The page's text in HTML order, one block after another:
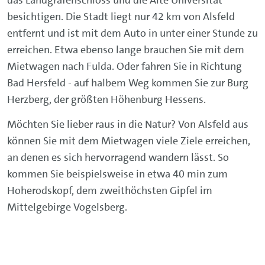
besichtigen. Die Stadt liegt nur 42 km von Alsfeld
entfernt und ist mit dem Auto in unter einer Stunde zu
erreichen. Etwa ebenso lange brauchen Sie mit dem
Mietwagen nach Fulda. Oder fahren Sie in Richtung
Bad Hersfeld - auf halbem Weg kommen Sie zur Burg
Herzberg, der größten Höhenburg Hessens.
Möchten Sie lieber raus in die Natur? Von Alsfeld aus
können Sie mit dem Mietwagen viele Ziele erreichen,
an denen es sich hervorragend wandern lässt. So
kommen Sie beispielsweise in etwa 40 min zum
Hoherodskopf, dem zweithöchsten Gipfel im
Mittelgebirge Vogelsberg.